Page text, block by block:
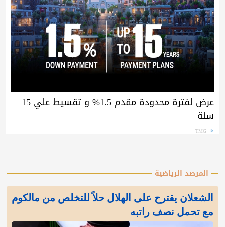
عرض لفترة محدودة مقدم 1.5% و تقسيط علي 15
سنة
TMG
المرصد الرياضية
الشعلان يقترح على الهلال حلاً للتخلص من مالكوم
مع تحمل نصف راتبه